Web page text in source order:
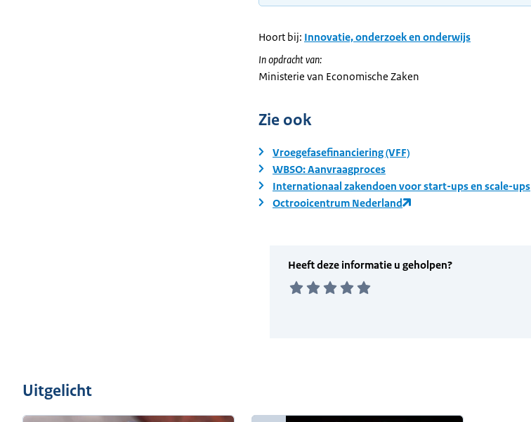
Hoort bij: Innovatie, onderzoek en onderwijs
In opdracht van:
Ministerie van Economische Zaken
Zie ook
Vroegefasefinanciering (VFF)
WBSO: Aanvraagproces
Internationaal zakendoen voor start-ups en scale-ups
Octrooicentrum Nederland
Uitgelicht